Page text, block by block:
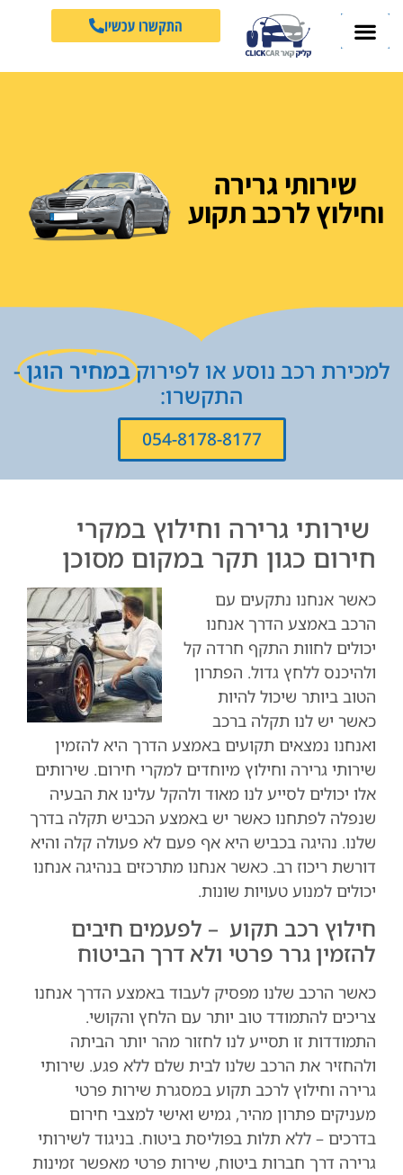
התקשרו עכשיו
שירותי גרירה
וחילוץ לרכב תקוע
למכירת רכב נוסע או לפירוקבמחיר הוגן-
התקשרו:
054-8178-8177
שירותי גרירה וחילוץ במקרי
חירום כגון תקר במקום מסוכן
כאשר אנחנו נתקעים עם
הרכב באמצע הדרך אנחנו
יכולים לחוות התקף חרדה קל
ולהיכנס ללחץ גדול. הפתרון
הטוב ביותר שיכול להיות
כאשר יש לנו תקלה ברכב
ואנחנו נמצאים תקועים באמצע הדרך היא להזמין
שירותי גרירה וחילוץ מיוחדים למקרי חירום. שירותים
אלו יכולים לסייע לנו מאוד ולהקל עלינו את הבעיה
שנפלה לפתחנו כאשר יש באמצע הכביש תקלה בדרך
שלנו. נהיגה בכביש היא אף פעם לא פעולה קלה והיא
דורשת ריכוז רב. כאשר אנחנו מתרכזים בנהיגה אנחנו
יכולים למנוע טעויות שונות.
חילוץ רכב תקוע – לפעמים חיבים
להזמין גרר פרטי ולא דרך הביטוח
כאשר הרכב שלנו מפסיק לעבוד באמצע הדרך אנחנו
צריכים להתמודד טוב יותר עם הלחץ והקושי.
התמודדות זו תסייע לנו לחזור מהר יותר הביתה
ולהחזיר את הרכב שלנו לבית שלם ללא פגע. שירותי
גרירה וחילוץ לרכב תקוע במסגרת שירות פרטי
מעניקים פתרון מהיר, גמיש ואישי למצבי חירום
בדרכים – ללא תלות בפוליסת ביטוח. בניגוד לשירותי
גרירה דרך חברות ביטוח, שירות פרטי מאפשר זמינות